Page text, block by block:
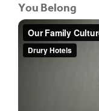
You Belong